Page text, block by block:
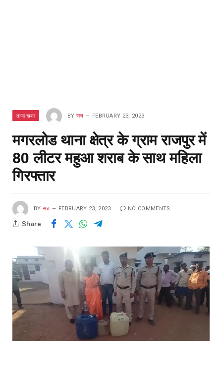
ताजा खबर BY सच FEBRUARY 23, 2023
मगरलोड थाना क्षेत्र के ग्राम राजपुर में
80 लीटर महुआ शराब के साथ महिला
गिरफ्तार
BY सच FEBRUARY 23, 2023 NO COMMENTS
Share